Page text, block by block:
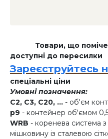
Товари, що
доступні до пересилки
Зареєструйтесь
спеціальні ціни
Умовні позначення:
C2, C3, C20, ... - об'єм
p9 - контейнер об'ємом
WRB - коренева система
мішковину із сталевою